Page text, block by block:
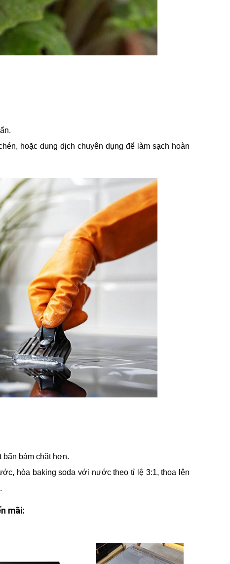
hoặc dung dịch chuyên dụng để làm sạch hoàn
bẩn bám chặt hơn.
hòa baking soda với nước theo tỉ lệ 3:1, thoa lên
mãi: